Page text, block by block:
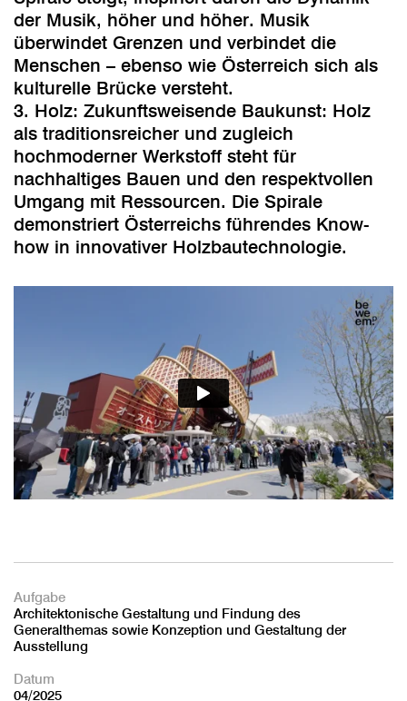
der Musik, höher und höher. Musik
überwindet Grenzen und verbindet die
Menschen – ebenso wie Österreich sich als
kulturelle Brücke versteht.
3. Holz: Zukunftsweisende Baukunst: Holz
als traditionsreicher und zugleich
hochmoderner Werkstoff steht für
nachhaltiges Bauen und den respektvollen
Umgang mit Ressourcen. Die Spirale
demonstriert Österreichs führendes Know-
how in innovativer Holzbautechnologie.
Aufgabe
Architektonische Gestaltung und Findung des
Generalthemas sowie Konzeption und Gestaltung der
Ausstellung
Datum
04/2025